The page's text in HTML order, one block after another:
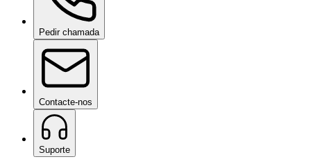
Pedir chamada
Contacte-nos
Suporte